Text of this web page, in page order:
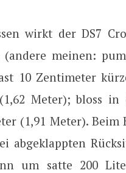
wirkt der DS7
meinen:
10 Zentimeter
Meter); bloss
(1,91 Meter).
abgeklappten
um satte 200